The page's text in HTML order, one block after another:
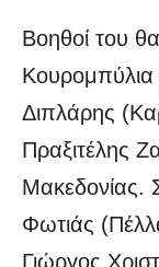
Βοηθοί του
Κουρομπύλια
Διπλάρης
Πραξιτέλης
Μακεδονίας.
Φωτιάς
Γιώργος